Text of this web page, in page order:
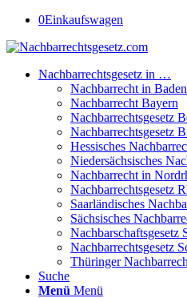
0Einkaufswagen
Nachbarrechtsgesetz in …
Nachbarrecht in
Nachbarrecht Bayern
Nachbarrechtsgesetz
Nachbarrechtsgesetz
Hessisches
Niedersächsisches
Nachbarrecht in
Nachbarrechtsgesetz
Saarländisches
Sächsisches
Nachbarschaftsgesetz
Nachbarrechtsgesetz
Thüringer
Suche
Menü Menü